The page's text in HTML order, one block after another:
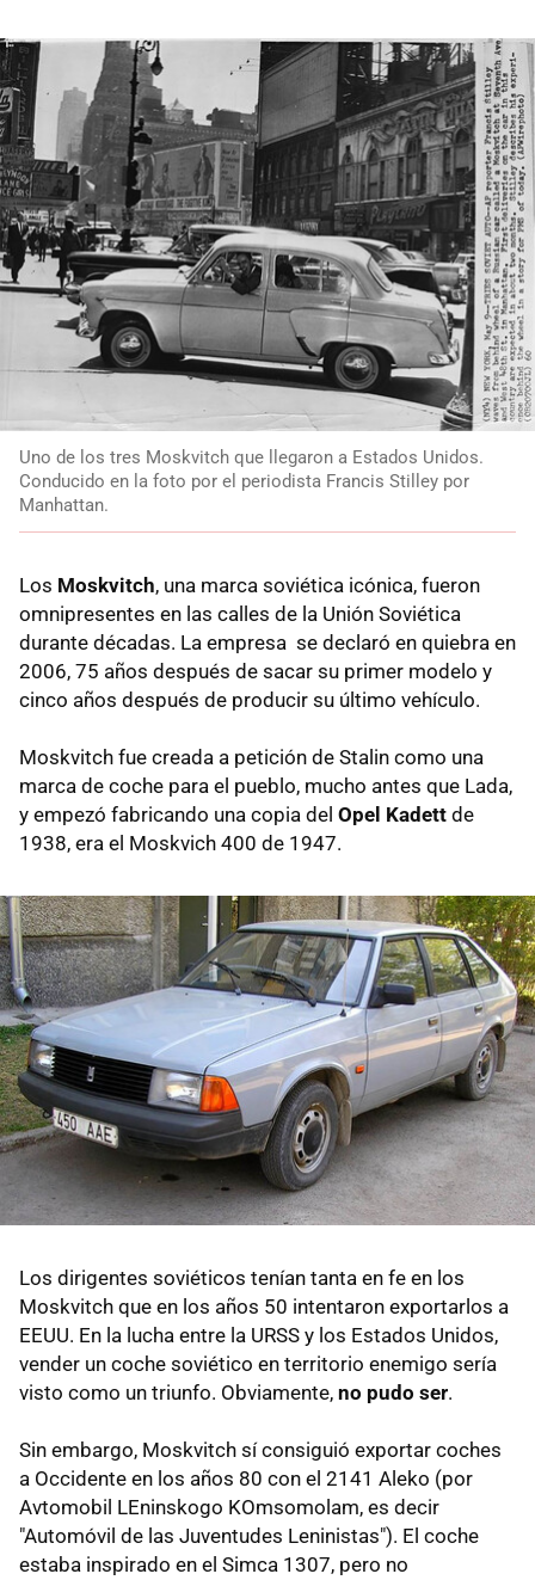
Uno de los tres Moskvitch que llegaron a Estados Unidos.
Conducido en la foto por el periodista Francis Stilley por
Manhattan.
Los Moskvitch, una marca soviética icónica, fueron
omnipresentes en las calles de la Unión Soviética
durante décadas. La empresa se declaró en quiebra en
2006, 75 años después de sacar su primer modelo y
cinco años después de producir su último vehículo.
Moskvitch fue creada a petición de Stalin como una
marca de coche para el pueblo, mucho antes que Lada,
y empezó fabricando una copia del Opel Kadett de
1938, era el Moskvich 400 de 1947.
Los dirigentes soviéticos tenían tanta en fe en los
Moskvitch que en los años 50 intentaron exportarlos a
EEUU. En la lucha entre la URSS y los Estados Unidos,
vender un coche soviético en territorio enemigo sería
visto como un triunfo. Obviamente, no pudo ser.
Sin embargo, Moskvitch sí consiguió exportar coches
a Occidente en los años 80 con el 2141 Aleko (por
Avtomobil LEninskogo KOmsomolam, es decir
"Automóvil de las Juventudes Leninistas"). El coche
estaba inspirado en el Simca 1307, pero no